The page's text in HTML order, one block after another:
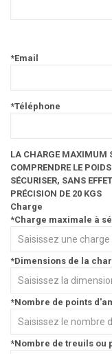
*Email
*Téléphone
LA CHARGE MAXIMUM
COMPRENDRE LE
SÉCURISER, SANS
PRÉCISION DE 20 KGS
Charge
*Charge maximale à
*Dimensions de la
*Nombre de points
*Nombre de treuils ou